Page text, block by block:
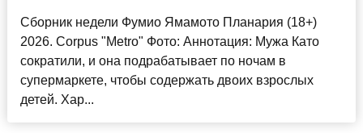
Сборник недели Фумио Ямамото Планария (18+)
2026. Corpus "Metro" Фото: Аннотация: Мужа Като
сократили, и она подрабатывает по ночам в
супермаркете, чтобы содержать двоих взрослых
детей. Хар...